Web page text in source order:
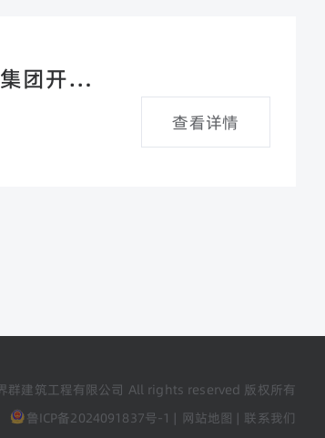
团开发建
查看详情
建筑工程有限公司 All rights reserved 版权所有
鲁ICP备2024091837号-1 | 网站地图 | 联系我们